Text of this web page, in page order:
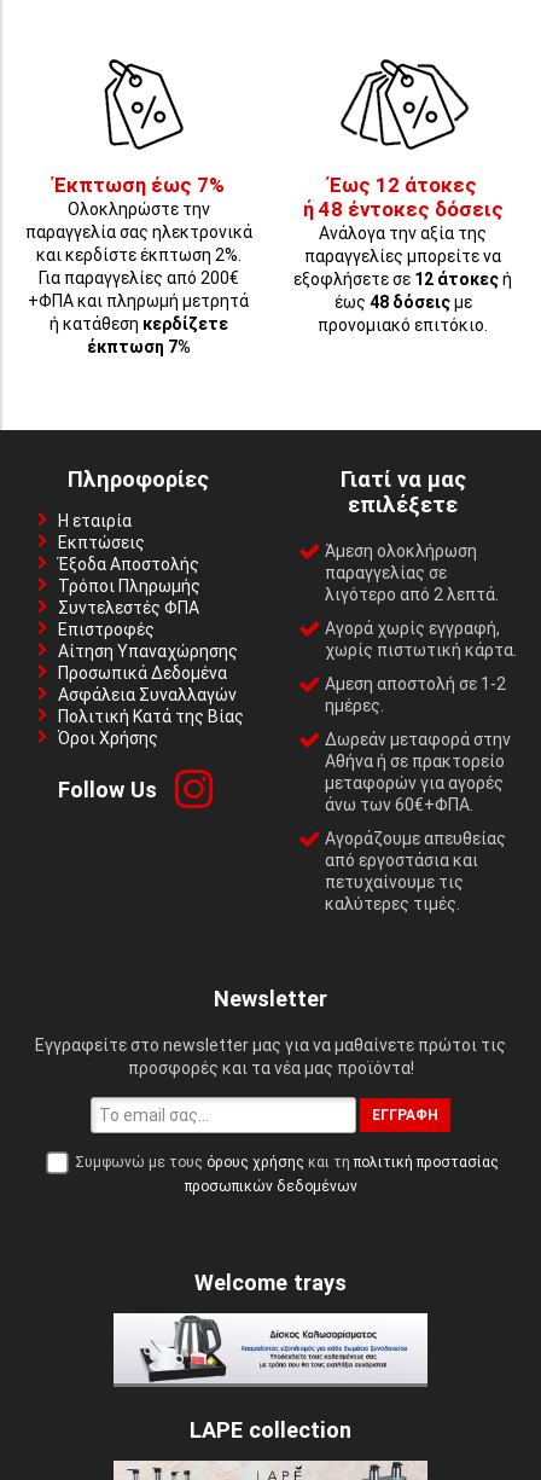
Έκπτωση έως 7%
Ολοκληρώστε την
παραγγελία σας ηλεκτρονικά
και κερδίστε έκπτωση 2%.
Για παραγγελίες από 200€
+ΦΠΑ και πληρωμή μετρητά
ή κατάθεση κερδίζετε
έκπτωση 7%
Έως 12 άτοκες
ή 48 έντοκες δόσεις
Ανάλογα την αξία της
παραγγελίες μπορείτε να
εξοφλήσετε σε 12 άτοκεςή
έως 48 δόσειςμε
προνομιακό επιτόκιο.
Πληροφορίες
Η εταιρία
Εκπτώσεις
Έξοδα Αποστολής
Τρόποι Πληρωμής
Συντελεστές ΦΠΑ
Επιστροφές
Αίτηση Υπαναχώρησης
Προσωπικά Δεδομένα
Ασφάλεια Συναλλαγών
Πολιτική Κατά της Βίας
Όροι Χρήσης
Follow Us
Γιατί να μας
επιλέξετε
Άμεση ολοκλήρωση
παραγγελίας σε
λιγότερο από 2 λεπτά.
Αγορά χωρίς εγγραφή,
χωρίς πιστωτική κάρτα.
Αμεση αποστολή σε 1-2
ημέρες.
Δωρεάν μεταφορά στην
Αθήνα ή σε πρακτορείο
μεταφορών για αγορές
άνω των 60€+ΦΠΑ.
Αγοράζουμε απευθείας
από εργοστάσια και
πετυχαίνουμε τις
καλύτερες τιμές.
Newsletter
Εγγραφείτε στο newsletter μας για να μαθαίνετε πρώτοι τις
προσφορές και τα νέα μας προϊόντα!
ΕΓΓΡΑΦΉ
Συμφωνώ με τους όρους χρήσης και τη πολιτική προστασίας
προσωπικών δεδομένων
Welcome trays
LAPE collection